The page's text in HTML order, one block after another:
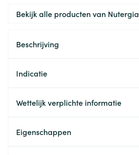
Bekijk alle producten van Nutergia
Beschrijving
Indicatie
Wettelijk verplichte informatie
Eigenschappen